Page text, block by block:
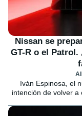
Nissan se
GT-R o el Patrol.
Iván Espinosa, el
intención de volver